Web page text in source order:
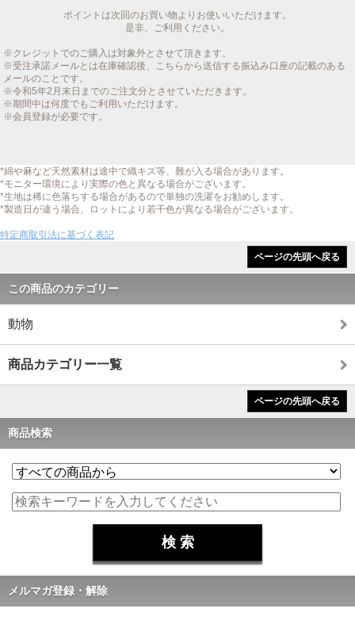
ポイントは次回のお買い物よりお使いいただけます。
是非、ご利用ください。
※クレジットでのご購入は対象外とさせて頂きます。
※受注承諾メールとは在庫確認後、こちらから送信する振込み口座の記載のある
メールのことです。
※令和5年2月末日までのご注文分とさせていただきます。
※期間中は何度でもご利用いただけます。
※会員登録が必要です。
*綿や麻など天然素材は途中で織キズ等、難が入る場合があります。
*モニター環境により実際の色と異なる場合がございます。
*生地は稀に色落ちする場合があるので単独の洗濯をお勧めします。
*製造日が違う場合、ロットにより若干色が異なる場合がございます。
特定商取引法に基づく表記
ページの先頭へ戻る
この商品のカテゴリー
動物
商品カテゴリー一覧
ページの先頭へ戻る
商品検索
メルマガ登録・解除